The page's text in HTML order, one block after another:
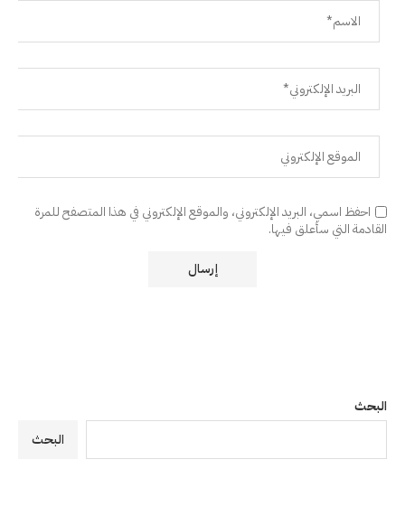
احفظ اسمي، البريد الإلكتروني، والموقع الإلكتروني في هذا المتصفح للمرة
القادمة التي سأعلق فيها.
البحث
البحث